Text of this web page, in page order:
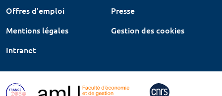
Offres d'emploi
Presse
Mentions légales
Gestion des cookies
Intranet